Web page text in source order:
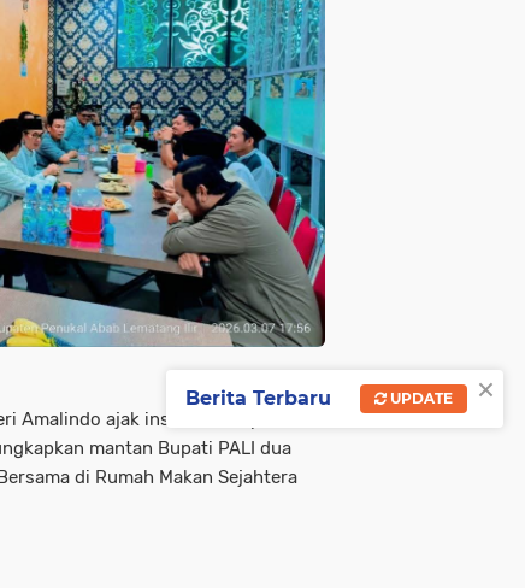
Amalindo ajak insan media pererat
mantan Bupati PALI dua
di Rumah Makan Sejahtera
×
Berita Terbaru UPDATE